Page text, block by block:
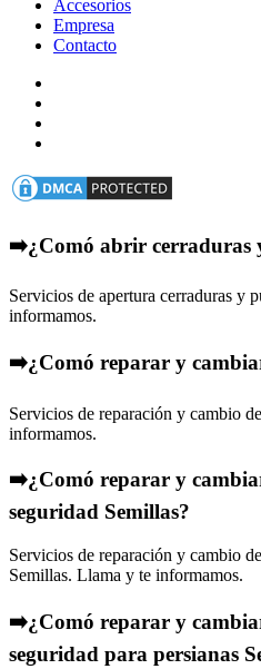
Accesorios
Empresa
Contacto
➡️¿Comó abrir cerraduras
Servicios de apertura cerraduras y
informamos.
➡️¿Comó reparar y
Servicios de reparación y cambio
informamos.
➡️¿Comó reparar y
seguridad Semillas?
Servicios de reparación y cambio
Semillas. Llama y te informamos.
➡️¿Comó reparar y
seguridad para persianas